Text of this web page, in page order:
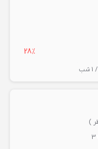
28%
/ 1 شب